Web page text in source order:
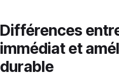
Différences
immédiat et
durable